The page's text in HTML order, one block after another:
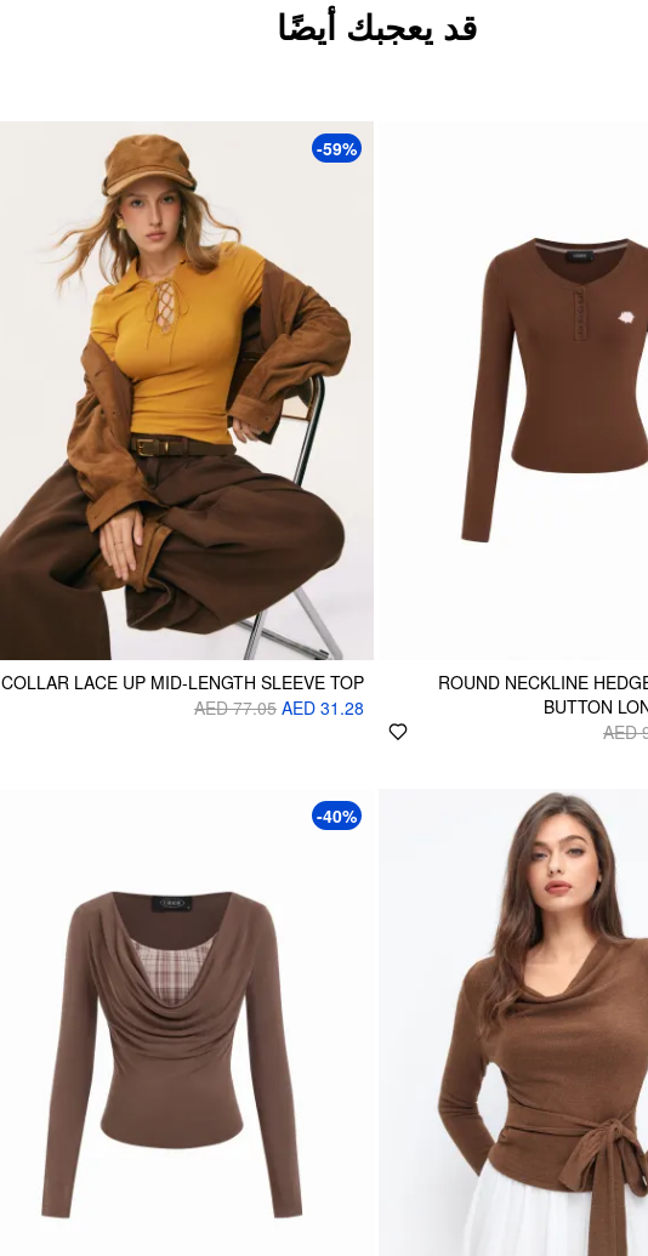
قد يعجبك أيضًا
ROUND NECKLINE
BUTTON
AED
-59%
COLLAR LACE UP MID-LENGTH SLEEVE TOP
AED 31.28
AED 77.05
-40%